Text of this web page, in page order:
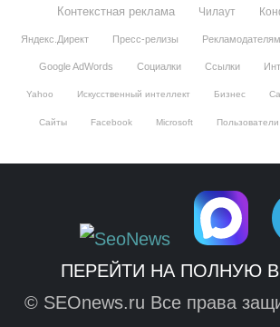
Контекстная реклама
Чилаут
Яндекс.Директ Пресс-релизы Рекламодателям
Google AdWords Социалки Ссылки
Yahoo Искусственный интеллект Бизнес
Сайты Facebook Microsoft Пользователи
ПЕРЕЙТИ НА ПОЛНУЮ
© SEOnews.ru Все права